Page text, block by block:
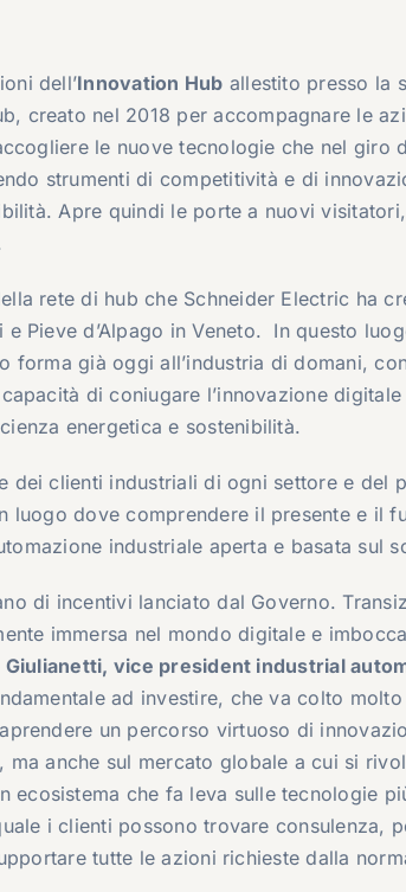
dell’Innovation Hub allestito presso la
creato nel 2018 per accompagnare le
le nuove tecnologie che nel giro
strumenti di competitività e di
Apre quindi le porte a nuovi
rete di hub che Schneider Electric ha
Pieve d’Alpago in Veneto. In questo
forma già oggi all’industria di domani,
di coniugare l’innovazione
energetica e sostenibilità.
dei clienti industriali di ogni settore e del
luogo dove comprendere il presente e il
industriale aperta e basata sul
di incentivi lanciato dal Governo.
immersa nel mondo digitale e
Giulianetti, vice president industrial
ad investire, che va colto
un percorso virtuoso di
anche sul mercato globale a cui si
ecosistema che fa leva sulle tecnologie
i clienti possono trovare consulenza,
tutte le azioni richieste dalla